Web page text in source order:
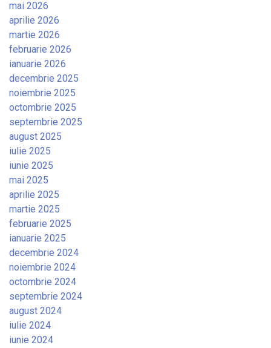
mai 2026
aprilie 2026
martie 2026
februarie 2026
ianuarie 2026
decembrie 2025
noiembrie 2025
octombrie 2025
septembrie 2025
august 2025
iulie 2025
iunie 2025
mai 2025
aprilie 2025
martie 2025
februarie 2025
ianuarie 2025
decembrie 2024
noiembrie 2024
octombrie 2024
septembrie 2024
august 2024
iulie 2024
iunie 2024